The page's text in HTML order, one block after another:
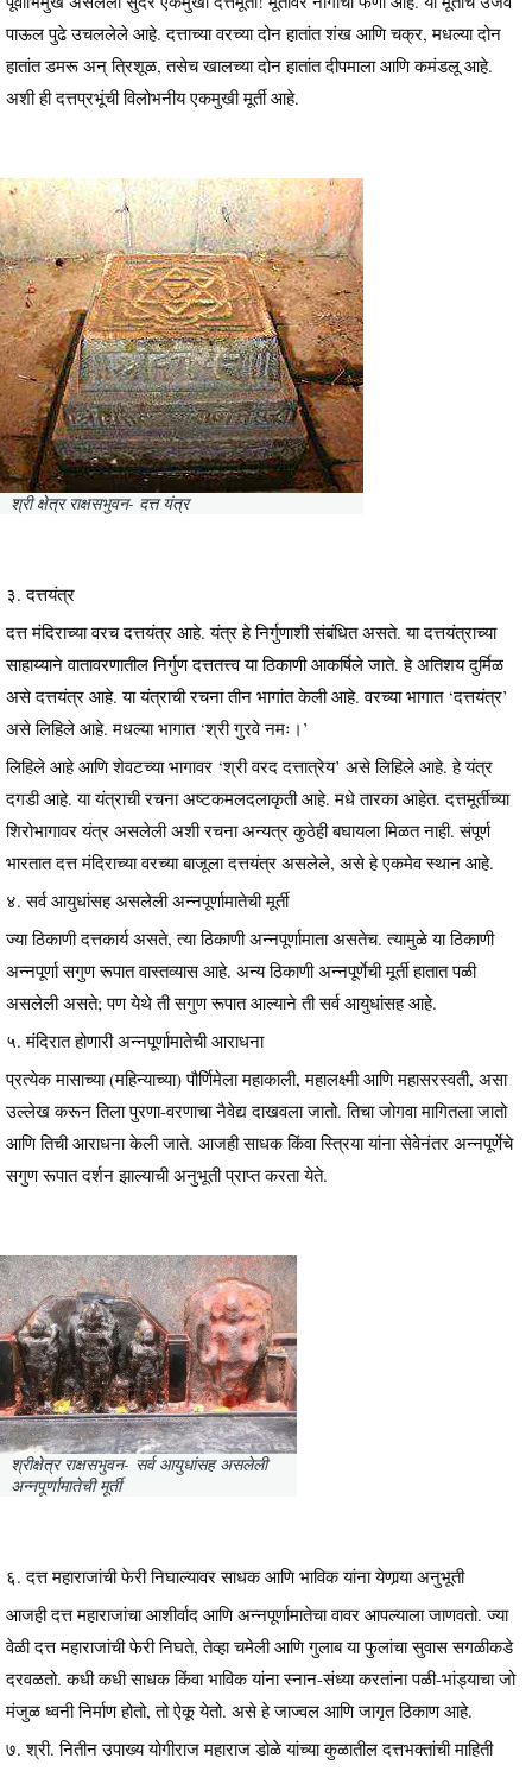
पाऊल पुढे उचललेले आहे. दत्ताच्या वरच्या दोन हातांत शंख आणि चक्र, मधल्या दोन
हातांत डमरू अन् त्रिशूळ, तसेच खालच्या दोन हातांत दीपमाला आणि कमंडलू आहे.
अशी ही दत्तप्रभूंची विलोभनीय एकमुखी मूर्ती आहे.
श्री क्षेत्र राक्षसभुवन- दत्त यंत्र
३. दत्तयंत्र
दत्त मंदिराच्या वरच दत्तयंत्र आहे. यंत्र हे निर्गुणाशी संबंधित असते. या दत्तयंत्राच्या
साहाय्याने वातावरणातील निर्गुण दत्ततत्त्व या ठिकाणी आकर्षिले जाते. हे अतिशय दुर्मिळ
असे दत्तयंत्र आहे. या यंत्राची रचना तीन भागांत केली आहे. वरच्या भागात ‘दत्तयंत्र’
असे लिहिले आहे. मधल्या भागात ‘श्री गुरवे नमः।’
लिहिले आहे आणि शेवटच्या भागावर ‘श्री वरद दत्तात्रेय’ असे लिहिले आहे. हे यंत्र
दगडी आहे. या यंत्राची रचना अष्टकमलदलाकृती आहे. मधे तारका आहेत. दत्तमूर्तीच्या
शिरोभागावर यंत्र असलेली अशी रचना अन्यत्र कुठेही बघायला मिळत नाही. संपूर्ण
भारतात दत्त मंदिराच्या वरच्या बाजूला दत्तयंत्र असलेले, असे हे एकमेव स्थान आहे.
४. सर्व आयुधांसह असलेली अन्नपूर्णामातेची मूर्ती
ज्या ठिकाणी दत्तकार्य असते, त्या ठिकाणी अन्नपूर्णामाता असतेच. त्यामुळे या ठिकाणी
अन्नपूर्णा सगुण रूपात वास्तव्यास आहे. अन्य ठिकाणी अन्नपूर्णेची मूर्ती हातात पळी
असलेली असते; पण येथे ती सगुण रूपात आल्याने ती सर्व आयुधांसह आहे.
५. मंदिरात होणारी अन्नपूर्णामातेची आराधना
प्रत्येक मासाच्या (महिन्याच्या) पौर्णिमेला महाकाली, महालक्ष्मी आणि महासरस्वती, असा
उल्लेख करून तिला पुरणा-वरणाचा नैवेद्य दाखवला जातो. तिचा जोगवा मागितला जातो
आणि तिची आराधना केली जाते. आजही साधक किंवा स्त्रिया यांना सेवेनंतर अन्नपूर्णेचे
सगुण रूपात दर्शन झाल्याची अनुभूती प्राप्त करता येते.
श्रीक्षेत्र राक्षसभुवन- सर्व आयुधांसह असलेली
अन्नपूर्णामातेची मूर्ती
६. दत्त महाराजांची फेरी निघाल्यावर साधक आणि भाविक यांना येणार्‍या अनुभूती
आजही दत्त महाराजांचा आशीर्वाद आणि अन्नपूर्णामातेचा वावर आपल्याला जाणवतो. ज्या
वेळी दत्त महाराजांची फेरी निघते, तेव्हा चमेली आणि गुलाब या फुलांचा सुवास सगळीकडे
दरवळतो. कधी कधी साधक किंवा भाविक यांना स्नान-संध्या करतांना पळी-भांड्याचा जो
मंजुळ ध्वनी निर्माण होतो, तो ऐकू येतो. असे हे जाज्वल आणि जागृत ठिकाण आहे.
७. श्री. नितीन उपाख्य योगीराज महाराज डोळे यांच्या कुळातील दत्तभक्तांची माहिती